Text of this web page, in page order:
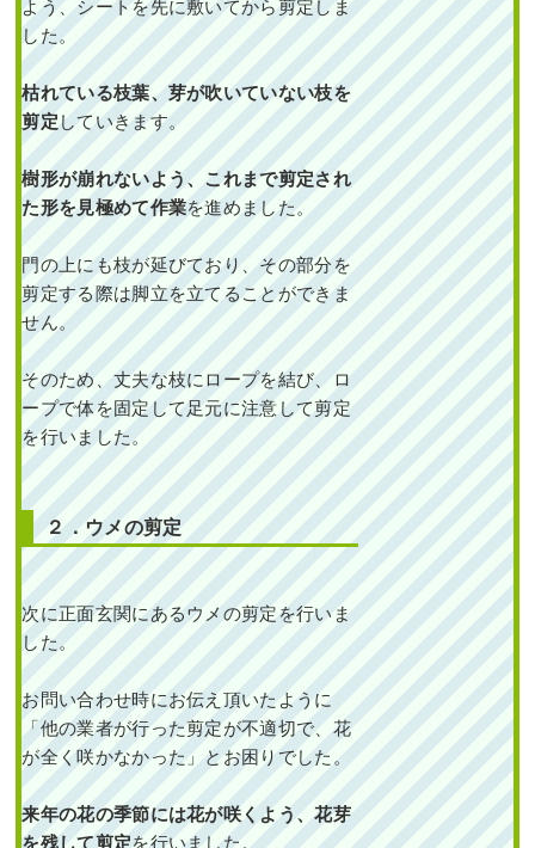
よう、シートを先に敷いてから剪定しま
した。
枯れている枝葉、芽が吹いていない枝を
剪定 していきます。
樹形が崩れないよう、これまで剪定され
た形を見極めて作業を進めました。
門の上にも枝が延びており、その部分を
剪定する際は脚立を立てることができま
せん。
そのため、丈夫な枝にロープを結び、ロ
ープで体を固定して足元に注意して剪定
を行いました。
２．ウメの剪定
次に正面玄関にあるウメの剪定を行いま
した。
お問い合わせ時にお伝え頂いたように
「他の業者が行った剪定が不適切で、花
が全く咲かなかった」とお困りでした。
来年の花の季節には花が咲くよう、花芽
を残して剪定を行いました。